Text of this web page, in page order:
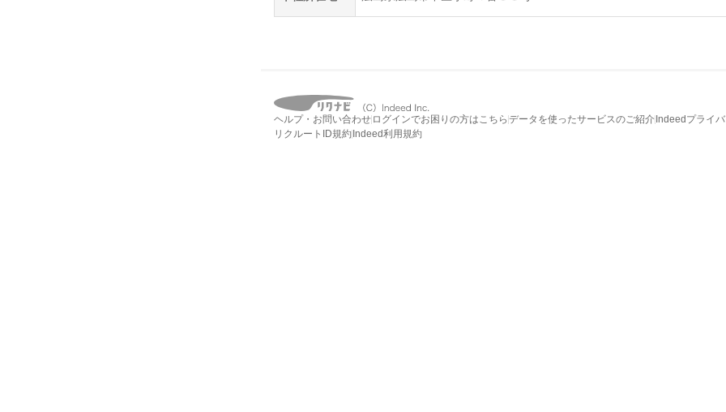
ヘルプ・お問い合わせ ログインでお困りの方はこちら データを使ったサービスのご紹介 Indeedプライ
リクルートID規約 Indeed利用規約